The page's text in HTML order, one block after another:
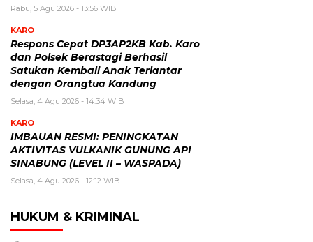
Rabu, 5 Agu 2026 - 13:56 WIB
KARO
Respons Cepat DP3AP2KB Kab. Karo
dan Polsek Berastagi Berhasil
Satukan Kembali Anak Terlantar
dengan Orangtua Kandung
Selasa, 4 Agu 2026 - 14:34 WIB
KARO
IMBAUAN RESMI: PENINGKATAN
AKTIVITAS VULKANIK GUNUNG API
SINABUNG (LEVEL II – WASPADA)
Selasa, 4 Agu 2026 - 12:12 WIB
HUKUM & KRIMINAL